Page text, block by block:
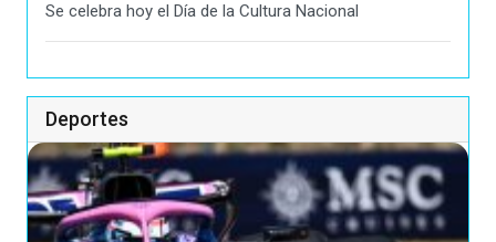
Se celebra hoy el Día de la Cultura Nacional
Deportes